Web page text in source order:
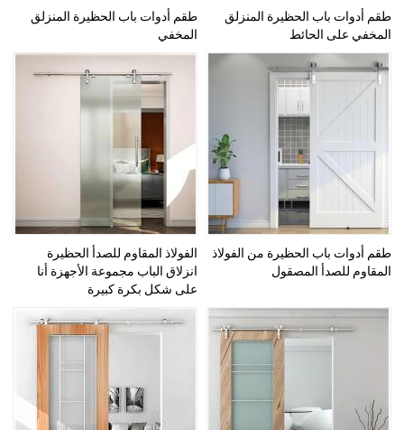
طقم أدوات باب الحظيرة المنزلق
المخفي على الحائط
طقم أدوات باب الحظيرة المنزلق
المخفي
طقم أدوات باب الحظيرة من الفولاذ
المقاوم للصدأ المصقول
الفولاذ المقاوم للصدأ الحظيرة
انزلاق الباب مجموعة الأجهزة أنا
على شكل بكرة كبيرة